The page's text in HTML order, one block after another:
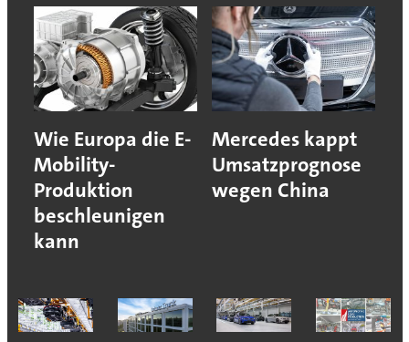
Wie Europa die E-
Mobility-
Produktion
beschleunigen
kann
Mercedes kappt
Umsatzprognose
wegen China